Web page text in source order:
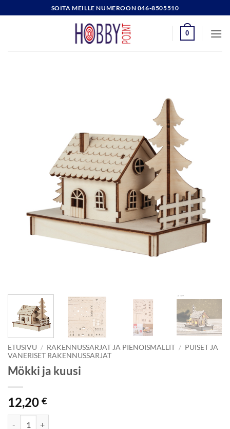
to
SOITA MEILLE NUMEROON 046-8505510
0
ETUSIVU / RAKENNUSSARJAT JA PIENOISMALLIT / PUISET JA
VANERISET RAKENNUSSARJAT
Mökki ja kuusi
12,20 €